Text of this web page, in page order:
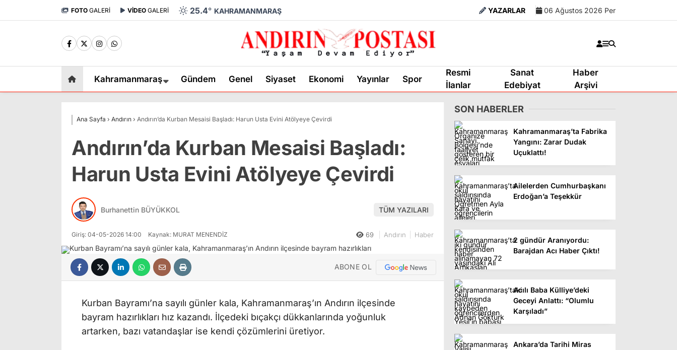
FOTO GALERİ VİDEO GALERİ 25.4° KAHRAMANMARAŞ YAZARLAR 06 Ağustos 2026 Per
Kahramanmaraş Gündem Genel Siyaset Ekonomi Yayınlar Spor
Resmi
İlanlar
Sanat
Edebiyat
Haber
Arşivi
Ana Sayfa › Andırın › Andırın’da Kurban Mesaisi Başladı: Harun Usta Evini Atölyeye Çevirdi
Andırın’da Kurban Mesaisi Başladı:
Harun Usta Evini Atölyeye Çevirdi
Burhanettin BÜYÜKKOL TÜM YAZILARI
Giriş: 04-05-2026 14:00 Kaynak: MURAT MENENDİZ 69 Andırın Haber
ABONE OL
Kurban Bayramı’na sayılı günler kala, Kahramanmaraş’ın Andırın ilçesinde
bayram hazırlıkları hız kazandı. İlçedeki bıçakçı dükkanlarında yoğunluk
artarken, bazı vatandaşlar ise kendi çözümlerini üretiyor.
SON HABERLER
Kahramanmaraş’ta Fabrika
Yangını: Zarar Dudak
Uçuklattı!
Ailelerden Cumhurbaşkanı
Erdoğan’a Teşekkür
2 gündür Aranıyordu:
Barajdan Acı Haber Çıktı!
Acılı Baba Külliye’deki
Geceyi Anlattı: “Olumlu
Karşıladı”
Ankara’da Tarihi Miras